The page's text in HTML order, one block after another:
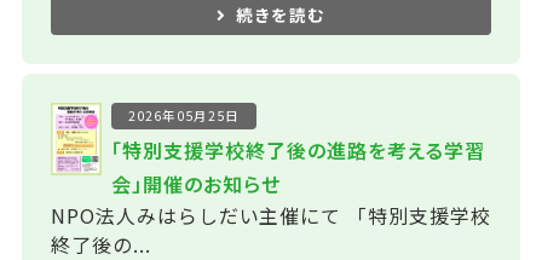
続きを読む
2026年05月25日
「特別支援学校終了後の進路を考える学習
会」開催のお知らせ
NPO法人みはらしだい主催にて 「特別支援学校
終了後の...